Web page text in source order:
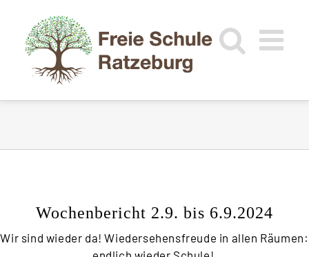
springen
Wochenbericht 2.9. bis 6.9.2024
Wir sind wieder da! Wiedersehensfreude in allen Räumen: